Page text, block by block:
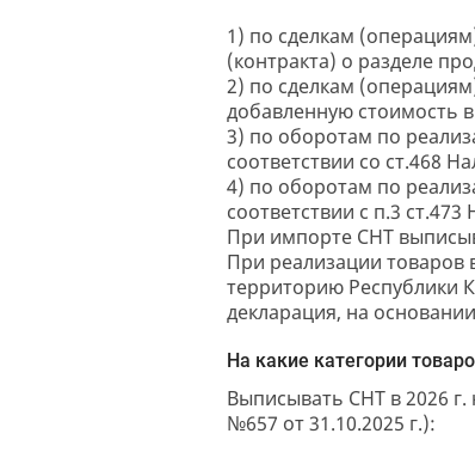
1) по сделкам
(контракта) о разделе
2) по сделкам
добавленную стоимость в
3) по оборотам по
соответствии со ст.468
4) по оборотам по
соответствии с п.3 ст.473
При импорте СНТ
При реализации товаров
территорию Республики
декларация, на
На какие категории
Выписывать СНТ в 2026
№657 от 31.10.2025 г.):